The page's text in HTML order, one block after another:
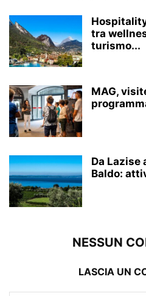
tra
turismo...
MAG,
Da Lazise
Baldo:
NESSUN
LASCIA UN